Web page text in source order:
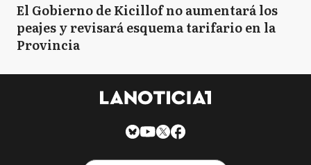
El Gobierno de Kicillof no aumentará los
peajes y revisará esquema tarifario en la
Provincia